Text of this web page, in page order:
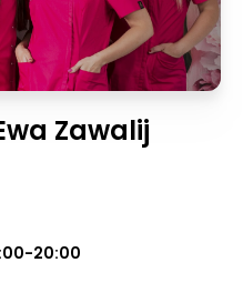
Zawalij
20:00